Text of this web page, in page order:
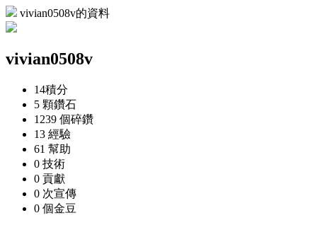
vivian0508v的資料
vivian0508v
14積分
5 顆鑽石
1239 個碎鑽
13 經驗
61 幫助
0 技術
0 貢獻
0 次宣傳
0 個金豆